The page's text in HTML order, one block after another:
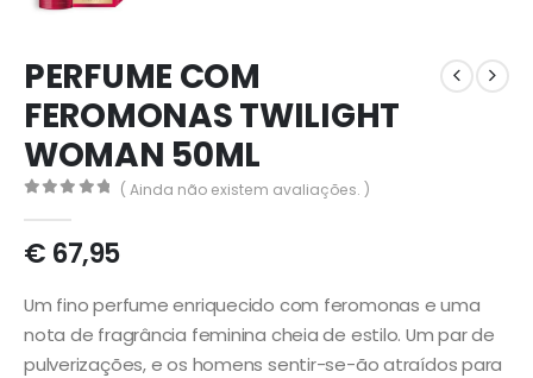
PERFUME COM
FEROMONAS TWILIGHT
WOMAN 50ML
( Ainda não existem avaliações. )
€ 67,95
Um fino perfume enriquecido com feromonas e uma
nota de fragrância feminina cheia de estilo. Um par de
pulverizações, e os homens sentir-se-ão atraídos para